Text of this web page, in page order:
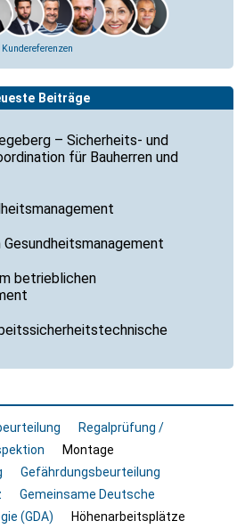
Kundereferenzen
Beiträge
– Sicherheits- und
für Bauherren und
betrieblichen
Regalprüfung /
Montage
Gefährdungsbeurteilung
Gemeinsame Deutsche
(GDA)
Höhenarbeitsplätze